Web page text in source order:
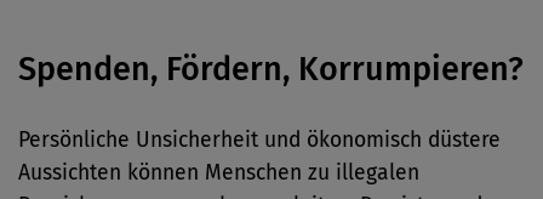
Spenden, Fördern, Korrumpieren?
Persönliche Unsicherheit und ökonomisch düstere
Aussichten können Menschen zu illegalen